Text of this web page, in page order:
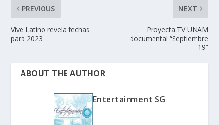
PREVIOUS
Vive Latino revela fechas
para 2023
NEXT
Proyecta TV UNAM
documental “Septiembre
19”
ABOUT THE AUTHOR
Entertainment SG